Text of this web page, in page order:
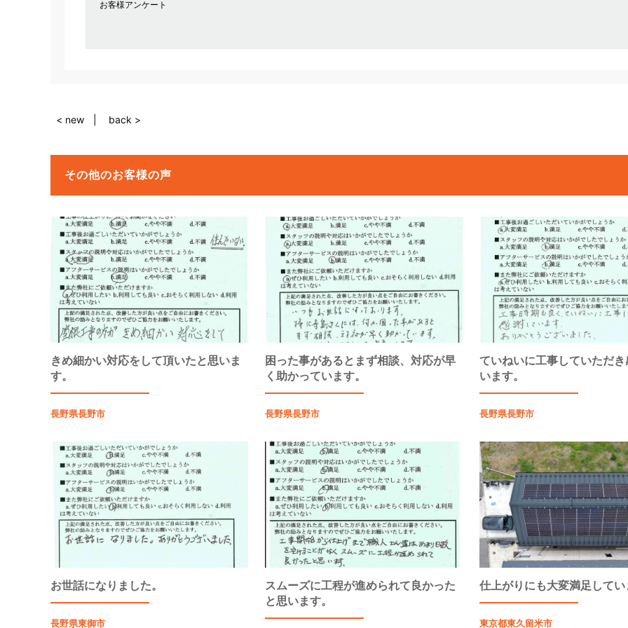
お客様アンケート
< new back >
その他のお客様の声
きめ細かい対応をして頂いたと思いま
す。
長野県長野市
困った事があるとまず相談、対応が早
く助かっています。
長野県長野市
ていねいに工事していただき
います。
長野県長野市
お世話になりました。
長野県東御市
スムーズに工程が進められて良かった
と思います。
仕上がりにも大変満足してい
東京都東久留米市